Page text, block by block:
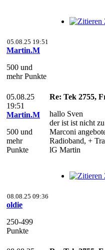
05.08.25 19:51
Martin.M
500 und
mehr Punkte
05.08.25
19:51
Martin.M
500 und
mehr
Punkte
Re: Tek 2755,
hallo Sven
der ist ist nicht
Marconi
Radioband, +
lG Martin
08.08.25 09:36
oldie
250-499
Punkte